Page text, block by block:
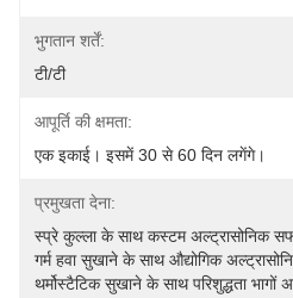
भुगतान शर्तें:
टी/टी
आपूर्ति की क्षमता:
एक इकाई। इसमें 30 से 60 दिन लगेंगे।
प्रमुखता देना:
स्प्रे कुल्ला के साथ कस्टम अल्ट्रासोनिक
गर्म हवा सुखाने के साथ औद्योगिक
थर्मोस्टैटिक सुखाने के साथ परिशुद्धता भागों